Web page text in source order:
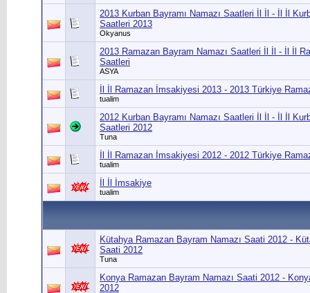
2013 Kurban Bayramı Namazı Saatleri İl İl - İl İl
Saatleri 2013
Okyanus
2013 Ramazan Bayram Namazı Saatleri İl İl - İl İl
Saatleri
ASYA
İl İl Ramazan İmsakiyesi 2013 - 2013 Türkiye
tualim
2012 Kurban Bayramı Namazı Saatleri İl İl - İl İl
Saatleri 2012
Tuna
İl İl Ramazan İmsakiyesi 2012 - 2012 Türkiye
tualim
İl İl İmsakiye
tualim
Kütahya Ramazan Bayram Namazı Saati 2012 -
Saati 2012
Tuna
Konya Ramazan Bayram Namazı Saati 2012 -
2012